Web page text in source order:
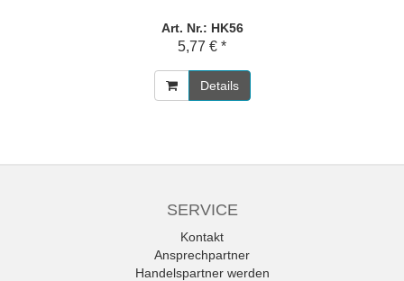
Art. Nr.: HK56
5,77 € *
Details
SERVICE
Kontakt
Ansprechpartner
Handelspartner werden